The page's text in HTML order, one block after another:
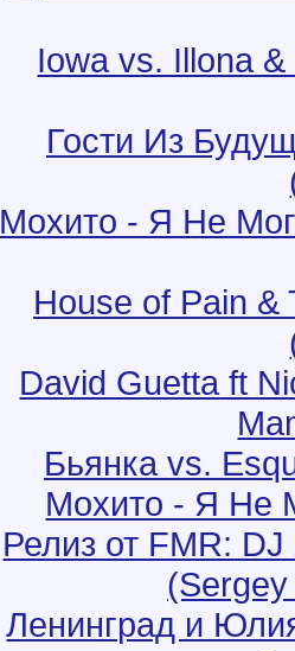
Iowa vs. Illona
Гости Из
Мохито - Я Не
House of Pain &
David Guetta ft
Бьянка vs.
Мохито - Я Не
Релиз от FMR:
Ленинград и